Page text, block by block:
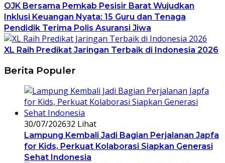
OJK Bersama Pemkab Pesisir Barat Wujudkan
Inklusi Keuangan Nyata: 15 Guru dan Tenaga
Pendidik Terima Polis Asuransi Jiwa
XL Raih Predikat Jaringan Terbaik di Indonesia 2026
Berita Populer
30/07/202632 Lihat
Lampung Kembali Jadi Bagian Perjalanan Japfa
for Kids, Perkuat Kolaborasi Siapkan Generasi
Sehat Indonesia